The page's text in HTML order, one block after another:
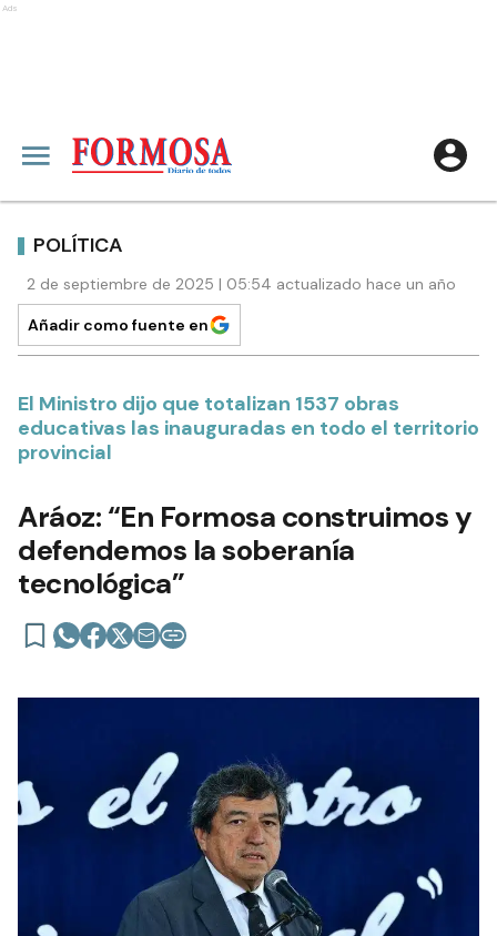
Ads
POLÍTICA
2 de septiembre de 2025 | 05:54 actualizado hace un año
Añadir como fuente en
El Ministro dijo que totalizan 1537 obras
educativas las inauguradas en todo el territorio
provincial
Aráoz: “En Formosa construimos y
defendemos la soberanía
tecnológica”